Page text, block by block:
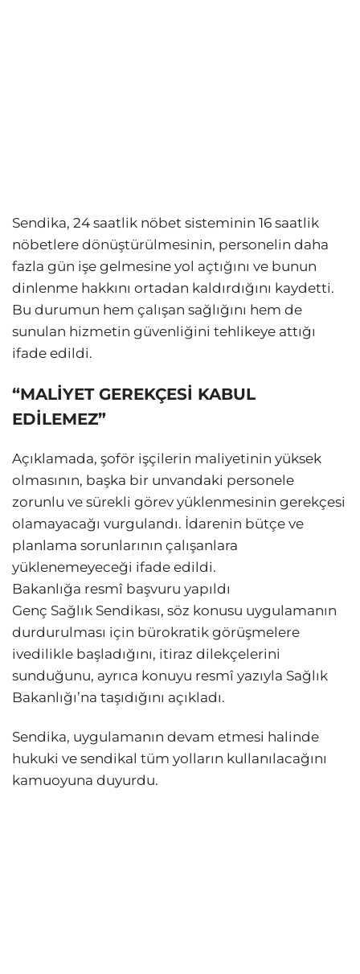
Sendika, 24 saatlik nöbet sisteminin 16 saatlik
nöbetlere dönüştürülmesinin, personelin daha
fazla gün işe gelmesine yol açtığını ve bunun
dinlenme hakkını ortadan kaldırdığını kaydetti.
Bu durumun hem çalışan sağlığını hem de
sunulan hizmetin güvenliğini tehlikeye attığı
ifade edildi.
“MALİYET GEREKÇESİ KABUL
EDİLEMEZ”
Açıklamada, şoför işçilerin maliyetinin yüksek
olmasının, başka bir unvandaki personele
zorunlu ve sürekli görev yüklenmesinin gerekçesi
olamayacağı vurgulandı. İdarenin bütçe ve
planlama sorunlarının çalışanlara
yüklenemeyeceği ifade edildi.
Bakanlığa resmî başvuru yapıldı
Genç Sağlık Sendikası, söz konusu uygulamanın
durdurulması için bürokratik görüşmelere
ivedilikle başladığını, itiraz dilekçelerini
sunduğunu, ayrıca konuyu resmî yazıyla Sağlık
Bakanlığı’na taşıdığını açıkladı.
Sendika, uygulamanın devam etmesi halinde
hukuki ve sendikal tüm yolların kullanılacağını
kamuoyuna duyurdu.